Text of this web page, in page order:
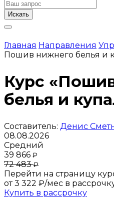
Искать
Главная Направления
Пошив нижнего белья и
Курс
белья и
Составитель: Денис
08.08.2026
Средний
39 866 ₽
72 483₽
Перейти на страницу
от 3 322 ₽/мес в
Купить в рассрочку